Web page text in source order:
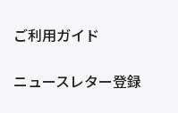
ご利用ガイド
ニュースレター登録